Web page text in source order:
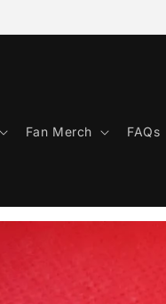
Fan Merch FAQs